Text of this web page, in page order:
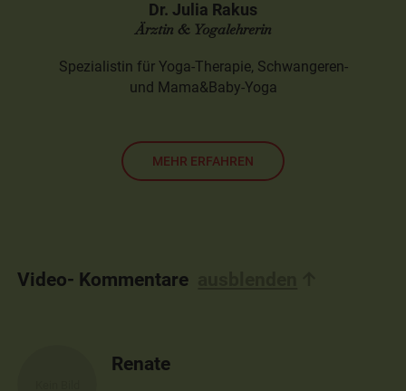
Dr. Julia Rakus
Ärztin & Yogalehrerin
Spezialistin für Yoga-Therapie, Schwangeren-
und Mama&Baby-Yoga
MEHR ERFAHREN
Video- Kommentare
Renate